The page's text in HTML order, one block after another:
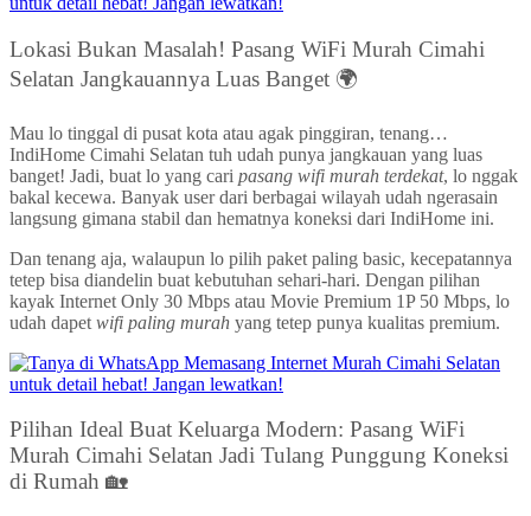
Lokasi Bukan Masalah! Pasang WiFi Murah Cimahi
Selatan Jangkauannya Luas Banget 🌍
Mau lo tinggal di pusat kota atau agak pinggiran, tenang…
IndiHome Cimahi Selatan tuh udah punya jangkauan yang luas
banget! Jadi, buat lo yang cari pasang wifi murah terdekat, lo nggak
bakal kecewa. Banyak user dari berbagai wilayah udah ngerasain
langsung gimana stabil dan hematnya koneksi dari IndiHome ini.
Dan tenang aja, walaupun lo pilih paket paling basic, kecepatannya
tetep bisa diandelin buat kebutuhan sehari-hari. Dengan pilihan
kayak Internet Only 30 Mbps atau Movie Premium 1P 50 Mbps, lo
udah dapet wifi paling murah yang tetep punya kualitas premium.
Pilihan Ideal Buat Keluarga Modern: Pasang WiFi
Murah Cimahi Selatan Jadi Tulang Punggung Koneksi
di Rumah 🏡